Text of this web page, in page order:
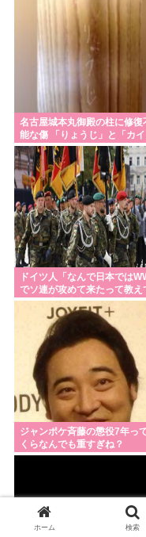
名古屋城本丸御殿の柱に修復
能な傷 「りょうじ」と「カイ
と彫られる
ドイツ人「なんで日本では
でソ連が攻めて来たって教え
るの？先に中立条約を無視し
ソ連に侵略したのは日本でし
ジャンポケ斉藤の懲役7年っ
くらなんでも重すぎね？
ホーム 検索